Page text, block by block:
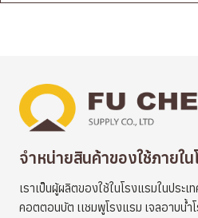
จำหน่ายสินค้าของใช้ภายใ
เราเป็นผู้ผลิตของใช้ในโรงแรมในประ
คอตตอนบัต เเชมพูโรงแรม เจลอาบน้ำ